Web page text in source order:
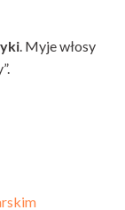
. Myje włosy